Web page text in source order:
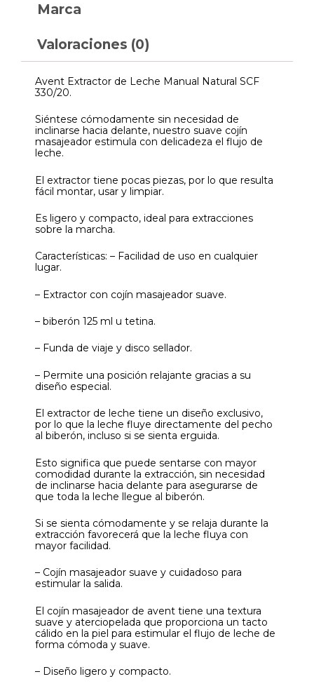
Marca
Valoraciones (0)
Avent Extractor de Leche Manual Natural SCF
330/20.
Siéntese cómodamente sin necesidad de
inclinarse hacia delante, nuestro suave cojín
masajeador estimula con delicadeza el flujo de
leche.
El extractor tiene pocas piezas, por lo que resulta
fácil montar, usar y limpiar.
Es ligero y compacto, ideal para extracciones
sobre la marcha.
Características: – Facilidad de uso en cualquier
lugar.
– Extractor con cojín masajeador suave.
– biberón 125 ml u tetina.
– Funda de viaje y disco sellador.
– Permite una posición relajante gracias a su
diseño especial.
El extractor de leche tiene un diseño exclusivo,
por lo que la leche fluye directamente del pecho
al biberón, incluso si se sienta erguida.
Esto significa que puede sentarse con mayor
comodidad durante la extracción, sin necesidad
de inclinarse hacia delante para asegurarse de
que toda la leche llegue al biberón.
Si se sienta cómodamente y se relaja durante la
extracción favorecerá que la leche fluya con
mayor facilidad.
– Cojín masajeador suave y cuidadoso para
estimular la salida.
El cojín masajeador de avent tiene una textura
suave y aterciopelada que proporciona un tacto
cálido en la piel para estimular el flujo de leche de
forma cómoda y suave.
– Diseño ligero y compacto.